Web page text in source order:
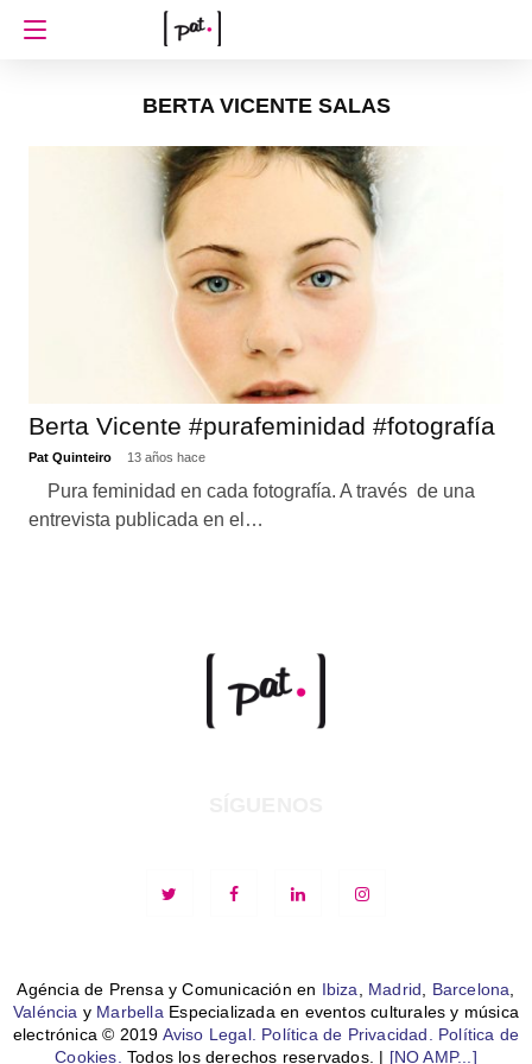
BERTA VICENTE SALAS
Berta Vicente #purafeminidad #fotografía
Pat Quinteiro 13 años hace
Pura feminidad en cada fotografía. A través de una
entrevista publicada en el…
Agéncia de Prensa y Comunicación en Ibiza, Madrid, Barcelona,
Valéncia y MarbellaEspecializada en eventos culturales y música
electrónica © 2019 Aviso Legal. Política de Privacidad. Política de
Cookies. Todos los derechos reservados. | [NO AMP...]